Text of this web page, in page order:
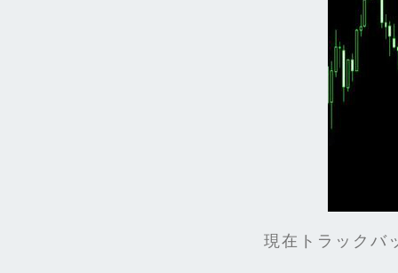
現在トラックバ